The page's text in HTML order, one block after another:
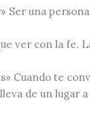
Ser una
ver con la fe.
» Cuando te
de un lugar